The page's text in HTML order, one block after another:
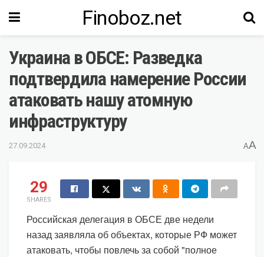
Finoboz.net
Украина в ОБСЕ: Разведка
подтвердила намерение России
атаковать нашу атомную
инфраструктуру
27.09.2024 AA
29
SHARES
Российская делегация в ОБСЕ две недели
назад заявляла об объектах, которые РФ может
атаковать, чтобы повлечь за собой "полное